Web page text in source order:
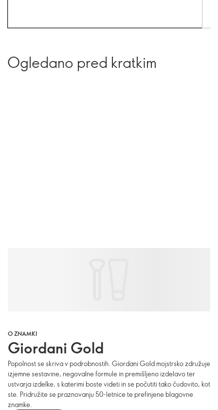
Ogledano pred kratkim
O ZNAMKI
Giordani Gold
Popolnost se skriva v podrobnostih. Giordani Gold mojstrsko združuje
izjemne sestavine, negovalne formule in premišljeno izdelavo ter
ustvarja izdelke, s katerimi boste videti in se počutiti tako čudovito, kot
ste. Pridružite se praznovanju 50-letnice te prefinjene blagovne
znamke.